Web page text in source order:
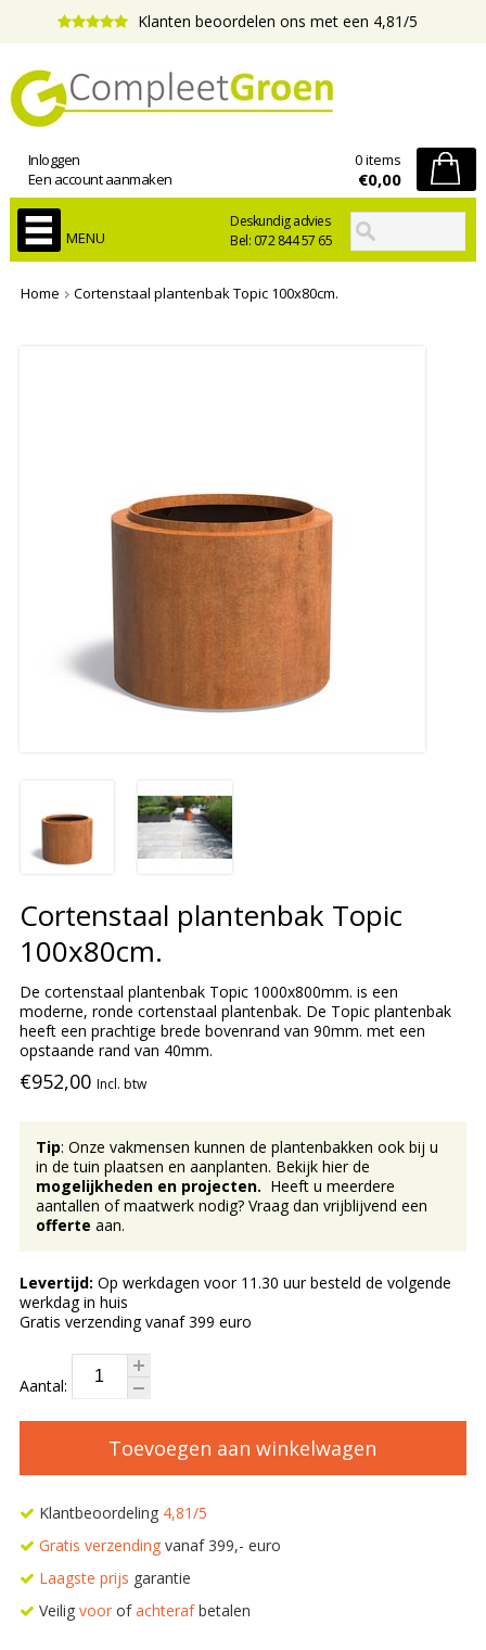
Klanten beoordelen ons met een 4,81/5
Deskundig advies
Bel: 072 844 57 65
Inloggen
Een account aanmaken
0 items
€0,00
MENU
Home Cortenstaal plantenbak Topic 100x80cm.
Cortenstaal plantenbak Topic
100x80cm.
De cortenstaal plantenbak Topic 1000x800mm. is een
moderne, ronde cortenstaal plantenbak. De Topic plantenbak
heeft een prachtige brede bovenrand van 90mm. met een
opstaande rand van 40mm.
€952,00 Incl. btw
Tip: Onze vakmensen kunnen de plantenbakken ook bij u
in de tuin plaatsen en aanplanten. Bekijk hier de
mogelijkheden en projecten. Heeft u meerdere
aantallen of maatwerk nodig? Vraag dan vrijblijvend een
offerte aan.
Levertijd: Op werkdagen voor 11.30 uur besteld de volgende
werkdag in huis
Gratis verzending vanaf 399 euro
Aantal:
Toevoegen aan winkelwagen
Klantbeoordeling 4,81/5
Gratis verzendingvanaf 399,- euro
Laagste prijs garantie
Veilig voorofachterafbetalen